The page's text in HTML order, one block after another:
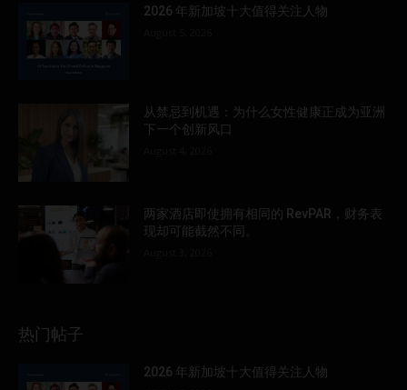
2026 年新加坡十大值得关注人物
从禁忌到机遇：为什么女性健康正成为亚洲
下一个创新风口
两家酒店即使拥有相同的 RevPAR，财务表
现却可能截然不同。
热门帖子
2026 年新加坡十大值得关注人物